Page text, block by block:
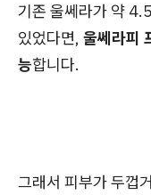
기존 울쎄라가 약
있었다면, 울쎄라피
능합니다.
그래서 피부가 두껍